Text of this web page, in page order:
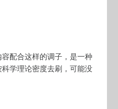
配合这样的调子，是一种
学理论密度去刷，可能没